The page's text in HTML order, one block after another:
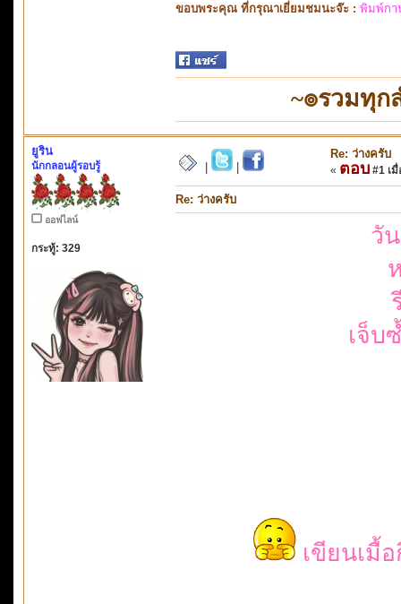
ขอบพระคุณ ที่กรุณาเยี่ยมชมนะจ๊ะ : พิมพ์กา
~๏รวมทุ
ยูริน
นักกลอนผู้รอบรู้
ออฟไลน์
กระทู้: 329
Re: ว่างครับ
« ตอบ #1 เมื่
Re: ว่างครับ
วั
เจ็บ
เขียนเมื้